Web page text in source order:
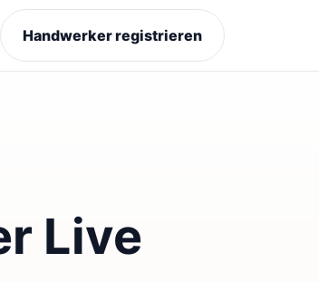
Handwerker registrieren
Live